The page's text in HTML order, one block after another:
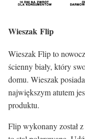
Wieszak Flip
Wieszak Flip to
ścienny biały, który
domu. Wieszak
największym atutem
produktu.
Flip wykonany został